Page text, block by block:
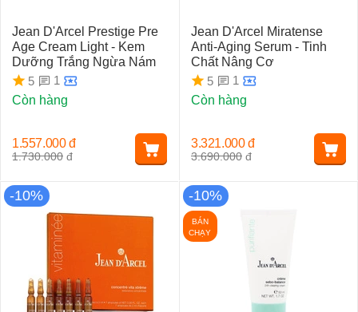
Jean D'Arcel Prestige Pre
Age Cream Light - Kem
Dưỡng Trắng Ngừa Nám
5
1
Còn hàng
1.730.000 đ
1.557.000 đ
Jean D'Arcel Miratense
Anti-Aging Serum - Tinh
Chất Nâng Cơ
5
1
Còn hàng
3.690.000 đ
3.321.000 đ
-10% -10%
BÁN
CHẠY